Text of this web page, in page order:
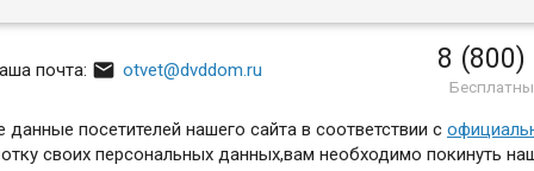
почта:  otvet@dvddom.ru 8
посетителей нашего сайта в соответствии с
своих персональных данных,вам необходимо покинуть